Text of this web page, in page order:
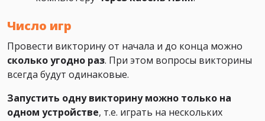
Число игр
Провести викторину от начала и до конца можно
сколько угодно раз. При этом вопросы викторины
всегда будут одинаковые.
Запустить одну викторину можно только на
одном устройстве, т.е. играть на нескольких